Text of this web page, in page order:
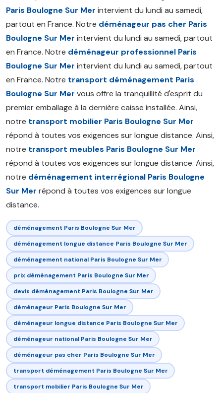
Paris Boulogne Sur Mer intervient du lundi au samedi,
partout en France. Notre déménageur pas cher Paris
Boulogne Sur Mer intervient du lundi au samedi, partout
en France. Notre déménageur professionnel Paris
Boulogne Sur Mer intervient du lundi au samedi, partout
en France. Notre transport déménagement Paris
Boulogne Sur Mer vous offre la tranquillité d'esprit du
premier emballage à la dernière caisse installée. Ainsi,
notre transport mobilier Paris Boulogne Sur Mer
répond à toutes vos exigences sur longue distance. Ainsi,
notre transport meubles Paris Boulogne Sur Mer
répond à toutes vos exigences sur longue distance. Ainsi,
notre déménagement interrégional Paris Boulogne
Sur Mer répond à toutes vos exigences sur longue
distance.
déménagement Paris Boulogne Sur Mer
déménagement longue distance Paris Boulogne Sur Mer
déménagement national Paris Boulogne Sur Mer
prix déménagement Paris Boulogne Sur Mer
devis déménagement Paris Boulogne Sur Mer
déménageur Paris Boulogne Sur Mer
déménageur longue distance Paris Boulogne Sur Mer
déménageur national Paris Boulogne Sur Mer
déménageur pas cher Paris Boulogne Sur Mer
transport déménagement Paris Boulogne Sur Mer
transport mobilier Paris Boulogne Sur Mer